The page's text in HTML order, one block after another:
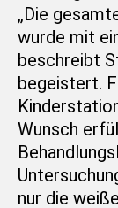
„Die
wurde mit
beschreibt
begeistert.
Wunsch
nur die